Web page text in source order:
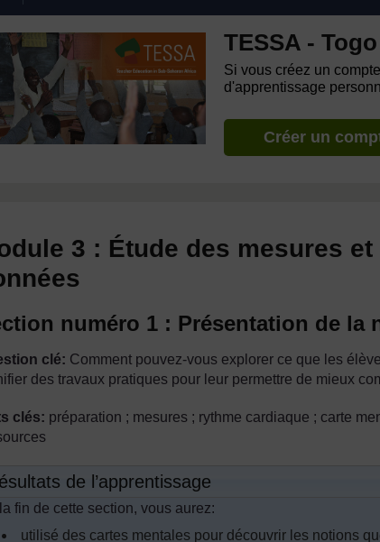
TESSA - Togo
Si vous créez un
d'apprentissage
Créer un
3 : Étude des mesures
numéro 1 : Présentation de la
clé: Comment pouvez-vous explorer ce que les
des travaux pratiques pour leur permettre de mieux
clés: préparation ; mesures ; rythme cardiaque ; carte
de l’apprentissage
fin de cette section, vous aurez:
utilisé des cartes mentales pour découvrir les notions